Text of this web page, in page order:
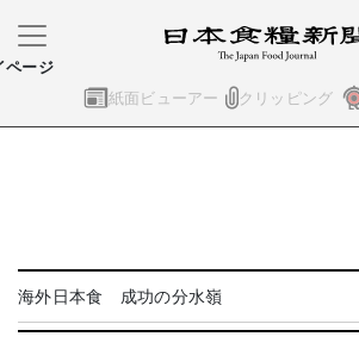
紙面ビューアー クリッピング
ページ
海外日本食 成功の分水嶺